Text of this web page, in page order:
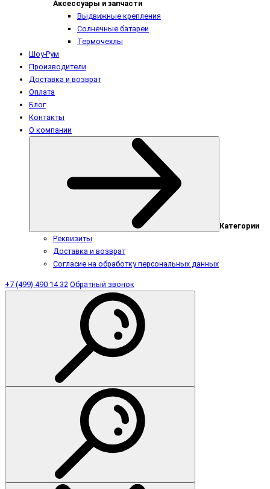
Аксессуары и запчасти
Выдвижные крепления
Солнечные батареи
Термочехлы
Шоу-Рум
Производители
Доставка и возврат
Оплата
Блог
Контакты
О компании
Категории
Реквизиты
Доставка и возврат
Согласие на обработку персональных данных
+7 (499) 490 14 32 Обратный звонок